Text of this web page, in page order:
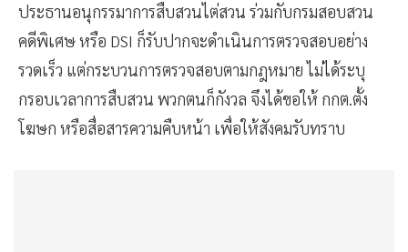
ประธานอนุกรรมาการสืบสวนไต่สวน ร่วมกับกรมสอบสวน
คดีพิเศษ หรือ DSI ก็รับปากจะดำเนินการตรวจสอบอย่าง
รวดเร็ว แต่กระบวนการตรวจสอบตามกฎหมาย ไม่ได้ระบุ
กรอบเวลาการสืบสวน พวกตนก็กังวล จึงได้ขอให้ กกต.ตั้ง
โฆษก หรือสื่อสารความคืบหน้า เพื่อให้สังคมรับทราบ